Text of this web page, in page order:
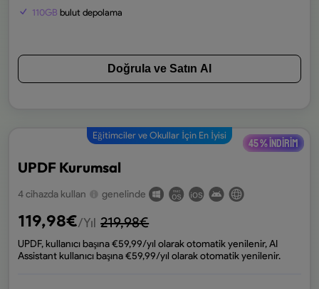
110GB bulut depolama
Doğrula ve Satın Al
45 % indirim
Eğitimciler ve Okullar İçin En İyisi
UPDF Kurumsal
4 cihazda kullan genelinde
119,98€/Yıl 219,98€
UPDF, kullanıcı başına €59,99/yıl olarak otomatik yenilenir, AI
Assistant kullanıcı başına €59,99/yıl olarak otomatik yenilenir.